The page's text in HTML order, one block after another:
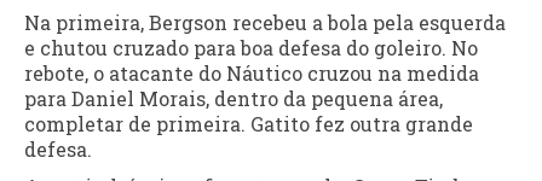
Na primeira, Bergson recebeu a bola pela esquerda
e chutou cruzado para boa defesa do goleiro. No
rebote, o atacante do Náutico cruzou na medida
para Daniel Morais, dentro da pequena área,
completar de primeira. Gatito fez outra grande
defesa.